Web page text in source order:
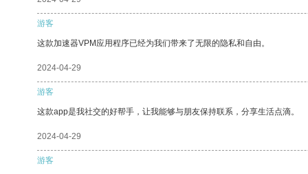
游客
这款加速器VPM应用程序已经为我们带来了无限的隐私和自由。
2024-04-29
游客
这款app是我社交的好帮手，让我能够与朋友保持联系，分享生活点滴。
2024-04-29
游客